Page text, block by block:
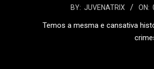
BY: JUVENATRIX ON:
Temos a mesma e cansativa